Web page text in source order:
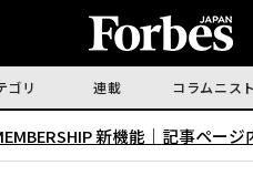
ゴリ 連載 コラムニスト
新機能｜ 記事ページ